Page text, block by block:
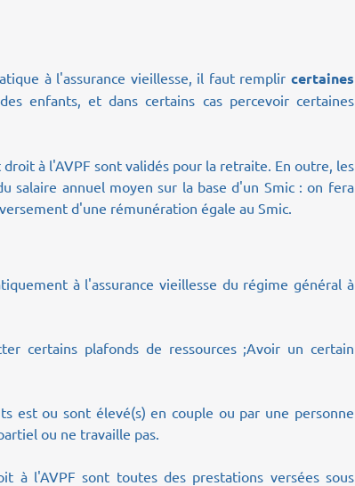
à l'assurance vieillesse, il faut remplir certaines
enfants, et dans certains cas percevoir certaines
à l'AVPF sont validés pour la retraite. En outre, les
salaire annuel moyen sur la base d'un Smic : on fera
d'une rémunération égale au Smic.
à l'assurance vieillesse du régime général à
certains plafonds de ressources ;Avoir un certain
est ou sont élevé(s) en couple ou par une personne
ou ne travaille pas.
à l'AVPF sont toutes des prestations versées sous